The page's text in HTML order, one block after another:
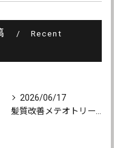
Recent
2026/06/17